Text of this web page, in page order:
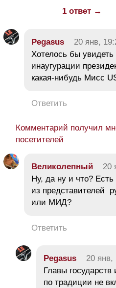
1 ответ →
Pegasus 20 янв,
Хотелось бы
инаугурации
какая-нибудь Мисс
Ответить
Комментарий получил
посетителей
Великолепный 20
Ну, да ну и что? Есть
из представителей
или МИД?
Ответить
Pegasus 20 янв,
Главы государств
по традиции не